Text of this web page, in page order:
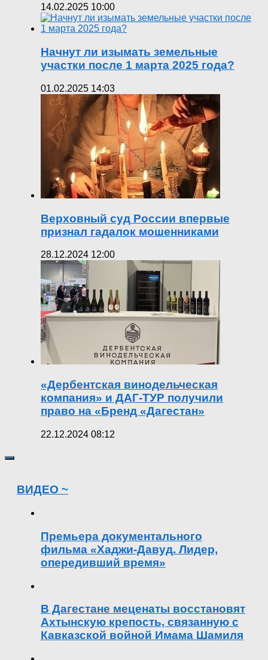
14.02.2025 10:00
Начнут ли изымать земельные
участки после 1 марта 2025 года?
01.02.2025 14:03
Верховный суд России впервые
признал гадалок мошенниками
28.12.2024 12:00
«Дербентская винодельческая
компания» и ДАГ-ТУР получили
право на «Бренд «Дагестан»
22.12.2024 08:12
ВИДЕО ~
Премьера документального
фильма «Хаджи-Давуд. Лидер,
опередивший время»
В Дагестане меценаты восстановят
Ахтынскую крепость, связанную с
Кавказской войной Имама Шамиля